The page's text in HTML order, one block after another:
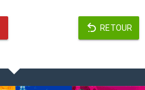
RETOUR